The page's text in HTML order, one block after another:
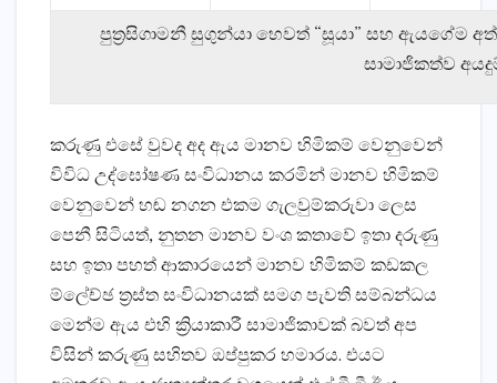
පුත්‍රසිගාමනී සුගුන්යා හෙවත් “සූයා” සහ ඇයගේම
සාමාජිකත්ව
කරුණු එසේ වුවද අද ඇය මානව හිමිකම් වෙනුවෙන්
විවිධ උද්ඝෝෂණ සංවිධානය කරමින් මානව හිමිකම්
වෙනුවෙන් හඬ නගන එකම ගැලවුම්කරුවා ලෙස
පෙනී සිටියත්, නුතන මානව වංශ කතාවේ ඉතා දරුණු
සහ ඉතා පහත් ආකාරයෙන් මානව හිමිකම් කඩකල
ම්ලේච්ඡ ත්‍රස්ත සංවිධානයක් සමග පැවති සම්බන්ධය
මෙන්ම ඇය එහි ක්‍රියාකාරී සාමාජිකාවක් බවත් අප
විසින් කරුණු සහිතව ඔප්පුකර හමාරය. එයට